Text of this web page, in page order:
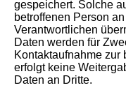
gespeichert. Solche
betroffenen Person
Verantwortlichen
Daten werden für
Kontaktaufnahme zur
erfolgt keine
Daten an Dritte.